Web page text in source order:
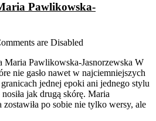
Pawlikowska-
are Disabled
Maria Pawlikowska-Jasnorzewska W
nie gasło nawet w najciemniejszych
jednej epoki ani jednego stylu
jak drugą skórę. Maria
po sobie nie tylko wersy, ale